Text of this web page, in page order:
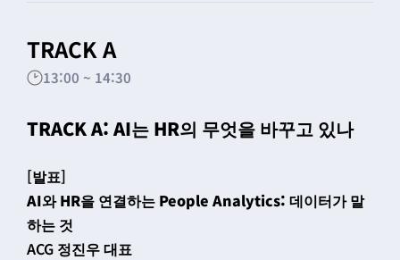
TRACK A
13:00 ~ 14:30
TRACK A: AI는 HR의 무엇을 바꾸고 있나
[발표]
AI와 HR을 연결하는 People Analytics: 데이터가 말
하는 것
ACG 정진우 대표